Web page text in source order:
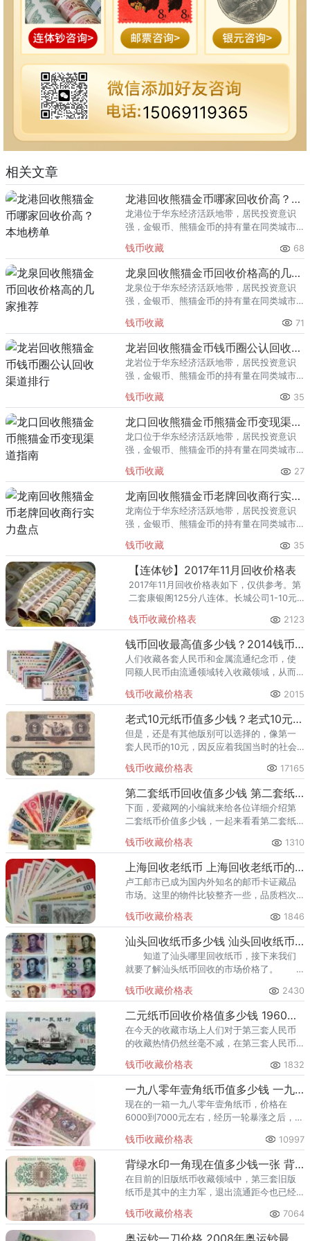
15069119365
相关文章
龙港回收熊猫金币哪家回收价高？本地榜单
龙港位于华东经济活跃地带，居民投资意识
强，金银币、熊猫金币的持有量在同类城市
熊猫金币的需求就明显升温，但鱼龙混杂的
回收渠道里，能精准识别版别溢
钱币收藏 68
龙泉回收熊猫金币回收价格高的几家推荐
龙泉位于华东经济活跃地带，居民投资意识
强，金银币、熊猫金币的持有量在同类城市
熊猫金币的需求就明显升温，但鱼龙混杂的
回收渠道里，能精准识别版别溢
钱币收藏 71
龙岩回收熊猫金币钱币圈公认回收渠道排行
龙岩位于华东经济活跃地带，居民投资意识
强，金银币、熊猫金币的持有量在同类城市
熊猫金币的需求就明显升温，但鱼龙混杂的
回收渠道里，能精准识别版别溢
钱币收藏 35
龙口回收熊猫金币熊猫金币变现渠道指南
龙口位于华东经济活跃地带，居民投资意识
强，金银币、熊猫金币的持有量在同类城市
熊猫金币的需求就明显升温，但鱼龙混杂的
回收渠道里，能精准识别版别溢
钱币收藏 27
龙南回收熊猫金币老牌回收商行实力盘点
龙南位于华东经济活跃地带，居民投资意识
强，金银币、熊猫金币的持有量在同类城市
熊猫金币的需求就明显升温，但鱼龙混杂的
回收渠道里，能精准识别版别溢
钱币收藏 35
【连体钞】2017年11月回收价格表
2017年11月回收价格表如下，仅供参考。第
二套康银阁125分八连体。长城公司1-10元
连体。龙 钞 双 连 体。人民币整版钞（大炮
筒）
钱币收藏价格表 2123
钱币回收最高值多少钱？2014钱币回收价格表
人们收藏各套人民币和金属流通纪念币，使
同额人民币由流通领域转入收藏领域，从而
钱币收藏价格表 2015
老式10元纸币值多少钱？老式10元纸币收藏价格表
但是，还是有其他版别可以选择的，像第一
套人民币的10元，因反应着我国当时的社会
藏的。
钱币收藏价格表 17165
第二套纸币回收值多少钱 第二套纸币收购价格一览表
下面，爱藏网的小编就来给各位详细介绍第
二套纸币价值多少钱，一起来看看第二套纸
流通时间最短的人民币目前已升值一万一千
多倍，全套售价近40万！
钱币收藏价格表 1310
上海回收老纸币 上海回收老纸币的价格表
卢工邮市已成为国内外知名的邮币卡证藏品
市场。这里的物件比较整齐一些，品质档次
业务水平较高。
钱币收藏价格表 1846
汕头回收纸币多少钱 汕头回收纸币价目表
知道了汕头哪里回收纸币，接下来我们
就要了解汕头纸币回收的市场价格了。
目前有三种版别，即99版、05版和15版。
钱币收藏价格表 2430
二元纸币回收价格值多少钱 1960版二元纸币回收价格一览表
在今天的收藏市场上人们对于第三套人民币
的收藏热情仍然丝毫不减，在第三套人民币
钱币收藏价格表 1832
一九八零年壹角纸币值多少钱 一九八零年壹角纸币最新报价表
现在的一箱一九八零年壹角纸币，价格在
6000到7000元左右，经历一轮暴涨之后，一
钱左右，几乎等同于面值。
钱币收藏价格表 10997
背绿水印一角现在值多少钱一张 背绿水印一角最新价格表一览
在目前的旧版纸币收藏领域中，第三套旧版
纸币是其中的主力军，退出流通距今也已经
值增长迅猛，到了今天这张纸币已经价值不
菲。
钱币收藏价格表 7064